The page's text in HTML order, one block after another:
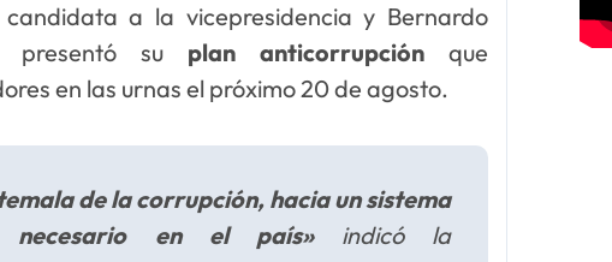
a la vicepresidencia y Bernardo
presentó su plan anticorrupción que
en las urnas el próximo 20 de agosto.
de la corrupción, hacia un sistema
necesario en el país»indicó la